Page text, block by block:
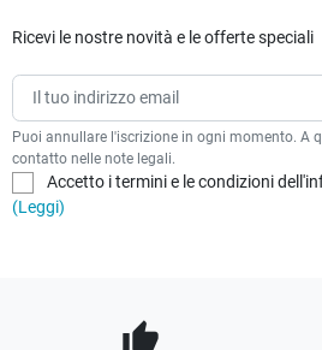
Ricevi le nostre novità e le offerte speciali
Puoi annullare l'iscrizione in ogni momento. A
contatto nelle note legali.
Accetto i termini e le condizioni
(Leggi)
thumb_up